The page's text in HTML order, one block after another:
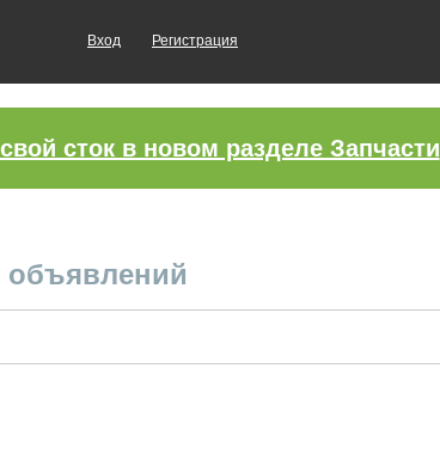
Вход Регистрация
сток в новом разделе Запчасти
объявлений